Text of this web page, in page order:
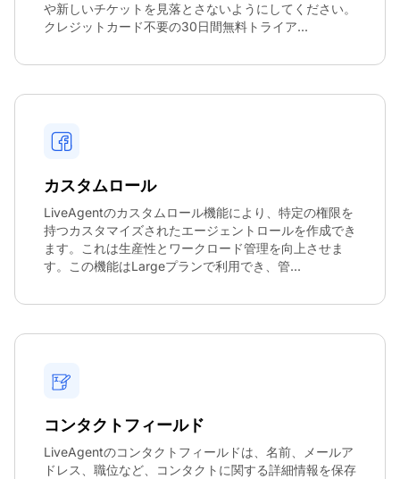
や新しいチケットを見落とさないようにしてください。
クレジットカード不要の30日間無料トライア...
カスタムロール
LiveAgentのカスタムロール機能により、特定の権限を
持つカスタマイズされたエージェントロールを作成でき
ます。これは生産性とワークロード管理を向上させま
す。この機能はLargeプランで利用でき、管...
コンタクトフィールド
LiveAgentのコンタクトフィールドは、名前、メールア
ドレス、職位など、コンタクトに関する詳細情報を保存